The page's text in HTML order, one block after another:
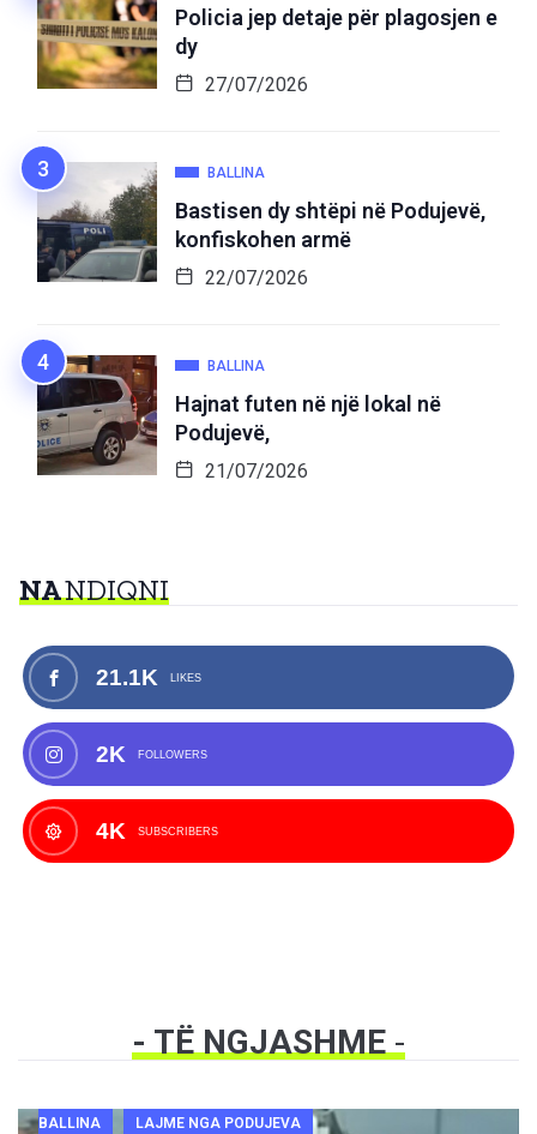
Policia jep detaje për plagosjen e
dy
27/07/2026
BALLINA
Bastisen dy shtëpi në Podujevë,
konfiskohen armë
22/07/2026
BALLINA
Hajnat futen në një lokal në
Podujevë,
21/07/2026
NANDIQNI
21.1K LIKES
2K FOLLOWERS
4K SUBSCRIBERS
- TË NGJASHME-
BALLINA LAJME NGA PODUJEVA